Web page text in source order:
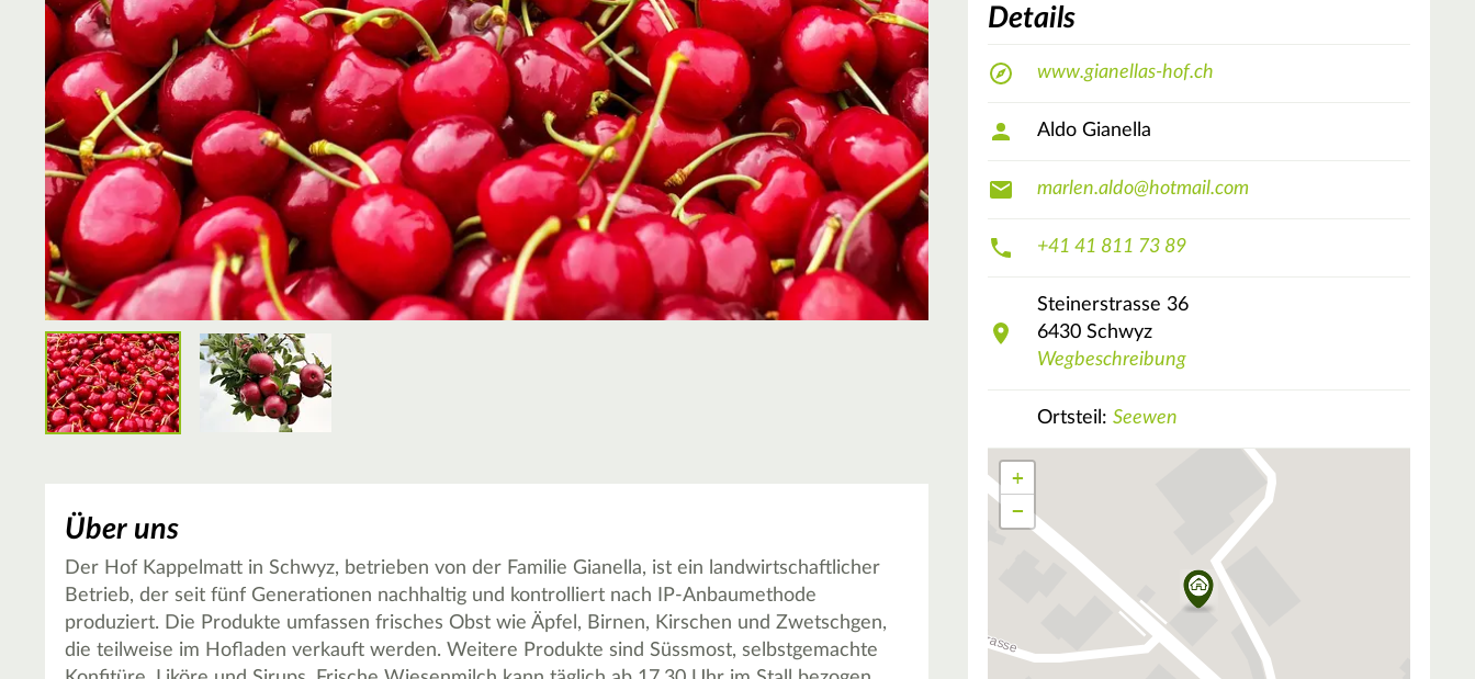
Über uns
Der Hof Kappelmatt in Schwyz, betrieben von der Familie Gianella, ist ein landwirtschaftlicher
Betrieb, der seit fünf Generationen nachhaltig und kontrolliert nach IP-Anbaumethode
produziert. Die Produkte umfassen frisches Obst wie Äpfel, Birnen, Kirschen und Zwetschgen,
die teilweise im Hofladen verkauft werden. Weitere Produkte sind Süssmost, selbstgemachte
Details
www.gianellas-hof.ch
Aldo Gianella
marlen.aldo@hotmail.com
+41 41 811 73 89
Steinerstrasse 36
6430 Schwyz
Wegbeschreibung
Ortsteil: Seewen
+
−